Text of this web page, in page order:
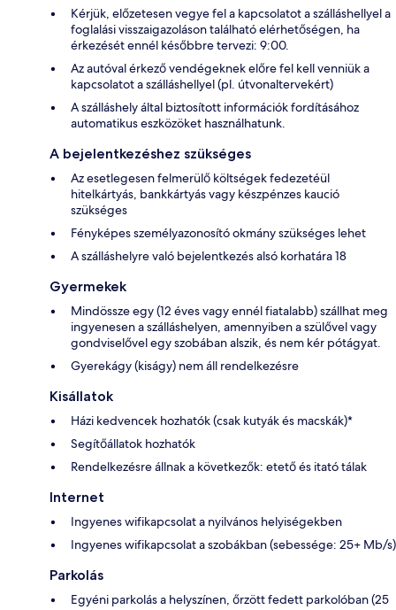
Kérjük, előzetesen vegye fel a kapcsolatot a szálláshellyel a
foglalási visszaigazoláson található elérhetőségen, ha
érkezését ennél későbbre tervezi: 9:00.
Az autóval érkező vendégeknek előre fel kell venniük a
kapcsolatot a szálláshellyel (pl. útvonaltervekért)
A szálláshely által biztosított információk fordításához
automatikus eszközöket használhatunk.
A bejelentkezéshez szükséges
Az esetlegesen felmerülő költségek fedezetéül
hitelkártyás, bankkártyás vagy készpénzes kaució
szükséges
Fényképes személyazonosító okmány szükséges lehet
A szálláshelyre való bejelentkezés alsó korhatára 18
Gyermekek
Mindössze egy (12 éves vagy ennél fiatalabb) szállhat meg
ingyenesen a szálláshelyen, amennyiben a szülővel vagy
gondviselővel egy szobában alszik, és nem kér pótágyat.
Gyerekágy (kiságy) nem áll rendelkezésre
Kisállatok
Házi kedvencek hozhatók (csak kutyák és macskák)*
Segítőállatok hozhatók
Rendelkezésre állnak a következők: etető és itató tálak
Internet
Ingyenes wifikapcsolat a nyilvános helyiségekben
Ingyenes wifikapcsolat a szobákban (sebessége: 25+ Mb/s)
Parkolás
Egyéni parkolás a helyszínen, őrzött fedett parkolóban (25